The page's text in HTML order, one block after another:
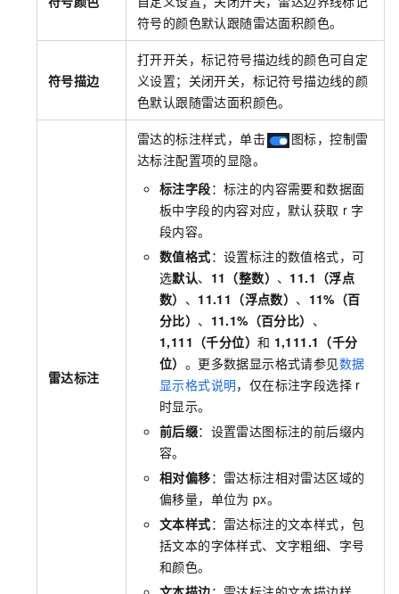
符号的颜色默认跟随雷达面积颜色。
符号描边
打开开关，标记符号描边线的颜色可自定
义设置；关闭开关，标记符号描边线的颜
色默认跟随雷达面积颜色。
雷达标注
雷达的标注样式，单击
图标，控制雷
达标注配置项的显隐。
标注字段：标注的内容需要和数据面
板中字段的内容对应，默认获取 r 字
段内容。
数值格式：设置标注的数值格式，可
选默认、 11（整数） 、 11.1（浮点
数） 、 11.11（浮点数） 、 11%（百
分比） 、 11.1%（百分比） 、
1,111（千分位） 和 1,111.1（千分
位） 。更多数据显示格式请参见数据
显示格式说明，仅在标注字段选择 r
时显示。
前后缀：设置雷达图标注的前后缀内
容。
相对偏移：雷达标注相对雷达区域的
偏移量，单位为 px。
文本样式：雷达标注的文本样式，包
括文本的字体样式、文字粗细、字号
和颜色。